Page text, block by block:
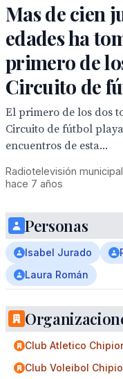
Mas de cien
edades ha
primero de
Circuito de
El primero de los dos
Circuito de fútbol
encuentros de esta...
Radiotelevisión
hace 7 años
Personas
Isabel Jurado
Laura Román
Club Atletico
Club Voleibol